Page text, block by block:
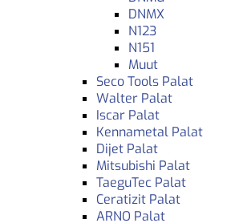
DNMX
N123
N151
Muut
Seco Tools Palat
Walter Palat
Iscar Palat
Kennametal Palat
Dijet Palat
Mitsubishi Palat
TaeguTec Palat
Ceratizit Palat
ARNO Palat